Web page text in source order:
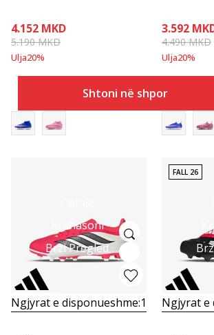
4.152 MKD
5.190MKD
Ulja20%
Shtoni në shportë
3.592
4.490MKD
Ulja20%
Krahasoni
Brzi Pregled
Ngjyrat e disponueshme:1
FALL 26
Ngjyrat e